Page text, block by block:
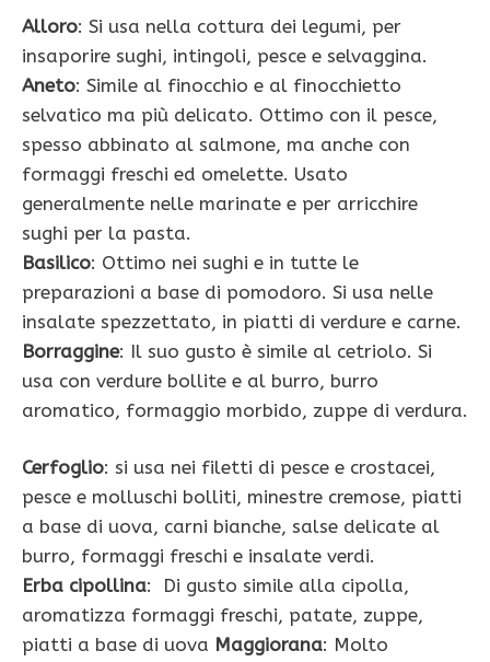
Alloro: Si usa nella cottura dei legumi, per
insaporire sughi, intingoli, pesce e selvaggina.
Aneto: Simile al finocchio e al finocchietto
selvatico ma più delicato. Ottimo con il pesce,
spesso abbinato al salmone, ma anche con
formaggi freschi ed omelette. Usato
generalmente nelle marinate e per arricchire
sughi per la pasta.
Basilico: Ottimo nei sughi e in tutte le
preparazioni a base di pomodoro. Si usa nelle
insalate spezzettato, in piatti di verdure e carne.
Borraggine: Il suo gusto è simile al cetriolo. Si
usa con verdure bollite e al burro, burro
aromatico, formaggio morbido, zuppe di verdura.
Cerfoglio: si usa nei filetti di pesce e crostacei,
pesce e molluschi bolliti, minestre cremose, piatti
a base di uova, carni bianche, salse delicate al
burro, formaggi freschi e insalate verdi.
Erba cipollina: Di gusto simile alla cipolla,
aromatizza formaggi freschi, patate, zuppe,
piatti a base di uova Maggiorana: Molto